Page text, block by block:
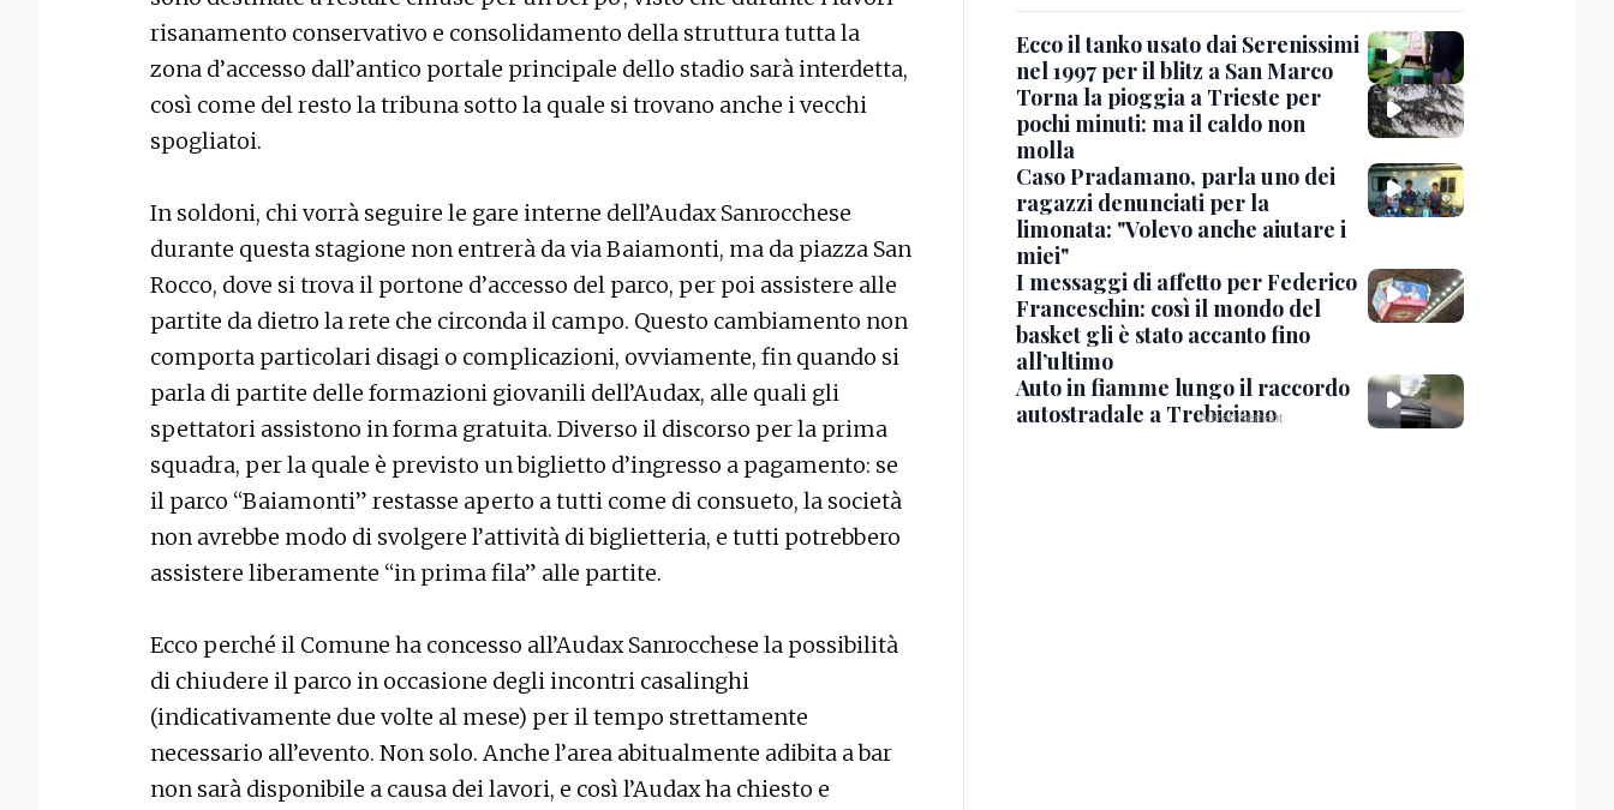
risanamento conservativo e consolidamento della struttura tutta la
zona d’accesso dall’antico portale principale dello stadio sarà interdetta,
così come del resto la tribuna sotto la quale si trovano anche i vecchi
spogliatoi.
In soldoni, chi vorrà seguire le gare interne dell’Audax Sanrocchese
durante questa stagione non entrerà da via Baiamonti, ma da piazza San
Rocco, dove si trova il portone d’accesso del parco, per poi assistere alle
partite da dietro la rete che circonda il campo. Questo cambiamento non
comporta particolari disagi o complicazioni, ovviamente, fin quando si
parla di partite delle formazioni giovanili dell’Audax, alle quali gli
spettatori assistono in forma gratuita. Diverso il discorso per la prima
squadra, per la quale è previsto un biglietto d’ingresso a pagamento: se
il parco “Baiamonti” restasse aperto a tutti come di consueto, la società
non avrebbe modo di svolgere l’attività di biglietteria, e tutti potrebbero
assistere liberamente “in prima fila” alle partite.
Ecco perché il Comune ha concesso all’Audax Sanrocchese la possibilità
di chiudere il parco in occasione degli incontri casalinghi
(indicativamente due volte al mese) per il tempo strettamente
necessario all’evento. Non solo. Anche l’area abitualmente adibita a bar
non sarà disponibile a causa dei lavori, e così l’Audax ha chiesto e
Ecco il tanko usato dai Serenissimi
nel 1997 per il blitz a San Marco
Torna la pioggia a Trieste per
pochi minuti: ma il caldo non
molla
Caso Pradamano, parla uno dei
ragazzi denunciati per la
limonata: "Volevo anche aiutare i
miei"
I messaggi di affetto per Federico
Franceschin: così il mondo del
basket gli è stato accanto fino
all’ultimo
Auto in fiamme lungo il raccordo
autostradale a Trebiciano